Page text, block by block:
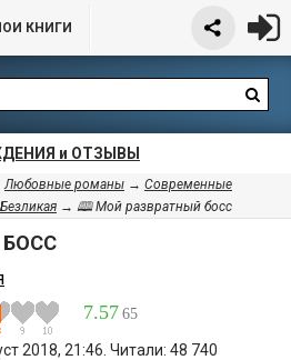
КНИГИ
и ОТЗЫВЫ
Любовные романы → Современные
→ 🕮 Мой развратный босс
7.57 65
2018, 21:46. Читали: 48 740